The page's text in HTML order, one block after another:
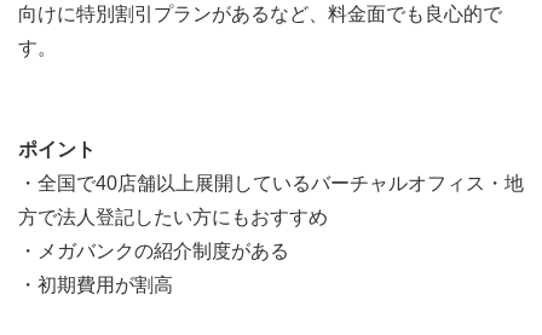
向けに特別割引プランがあるなど、料金面でも良心的で
す。
ポイント
・全国で40店舗以上展開しているバーチャルオフィス・地
方で法人登記したい方にもおすすめ
・メガバンクの紹介制度がある
・初期費用が割高